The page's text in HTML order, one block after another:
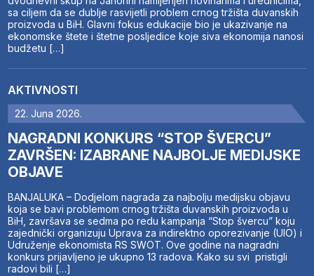
sa ciljem da se dublje rasvijetli problem crnog tržišta duvanskih
proizvoda u BiH. Glavni fokus edukacije bio je ukazivanje na
ekonomske štete i štetne posljedice koje siva ekonomija nanosi
budžetu […]
AKTIVNOSTI
22. Juna 2026.
NAGRADNI KONKURS “STOP ŠVERCU”
ZAVRŠEN: IZABRANE NAJBOLJE MEDIJSKE
OBJAVE
BANJALUKA – Dodjelom nagrada za najbolju medijsku objavu
koja se bavi problemom crnog tržišta duvanskih proizvoda u
BiH, završava se sedma po redu kampanja “Stop švercu” koju
zajednički organizuju Uprava za indirektno oporezivanje (UIO) i
Udruženje ekonomista RS SWOT. Ove godine na nagradni
konkurs prijavljeno je ukupno 13 radova. Kako su svi pristigli
radovi bili […]